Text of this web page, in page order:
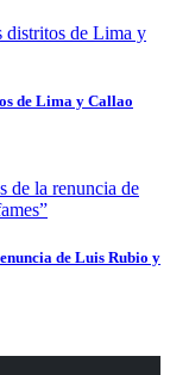
de Lima y Callao
de Luis Rubio y